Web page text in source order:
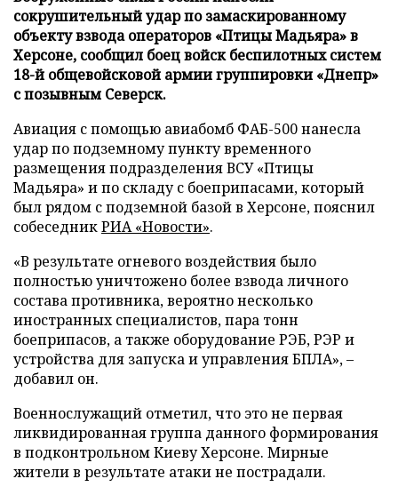
сокрушительный удар по замаскированному
объекту взвода операторов «Птицы Мадьяра» в
Херсоне, сообщил боец войск беспилотных систем
18-й общевойсковой армии группировки «Днепр»
с позывным Северск.
Авиация с помощью авиабомб ФАБ-500 нанесла
удар по подземному пункту временного
размещения подразделения ВСУ «Птицы
Мадьяра» и по складу с боеприпасами, который
был рядом с подземной базой в Херсоне, пояснил
собеседникРИА «Новости».
«В результате огневого воздействия было
полностью уничтожено более взвода личного
состава противника, вероятно несколько
иностранных специалистов, пара тонн
боеприпасов, а также оборудование РЭБ, РЭР и
устройства для запуска и управления БПЛА», –
добавил он.
Военнослужащий отметил, что это не первая
ликвидированная группа данного формирования
в подконтрольном Киеву Херсоне. Мирные
жители в результате атаки не пострадали.